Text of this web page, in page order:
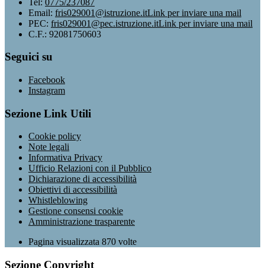
Email: fris029001@istruzione.itLink per inviare una mail
PEC: fris029001@pec.istruzione.itLink per inviare una mail
C.F.: 92081750603
Seguici su
Facebook
Instagram
Sezione Link Utili
Cookie policy
Note legali
Informativa Privacy
Ufficio Relazioni con il Pubblico
Dichiarazione di accessibilità
Obiettivi di accessibilità
Whistleblowing
Gestione consensi cookie
Amministrazione trasparente
Pagina visualizzata 870 volte
Sezione Copyright